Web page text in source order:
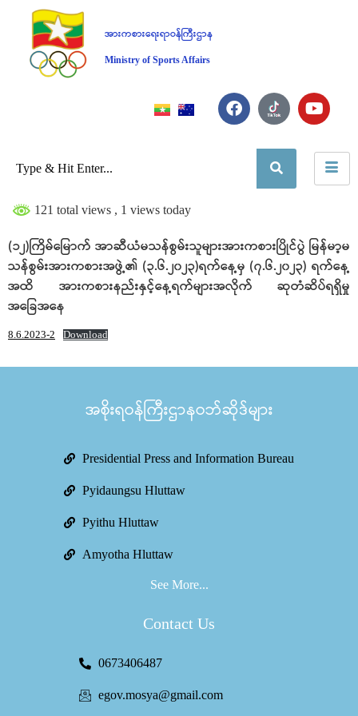
အားကစားရေးရာဝန်ကြီးဌာန
Ministry of Sports Affairs
121 total views , 1 views today
(၁၂)ကြိမ်မြောက် အာဆီယံမသန်စွမ်းသူများအားကစားပြိုင်ပွဲ မြန်မာ့မ
သန်စွမ်းအားကစားအဖွဲ့၏ (၃.၆.၂၀၂၃)ရက်နေ့မှ (၇.၆.၂၀၂၃) ရက်နေ့
အထိ အားကစားနည်းနှင့်နေ့ရက်များအလိုက် ဆုတံဆိပ်ရရှိမှု
အခြေအနေ
8.6.2023-2 Download
အစိုးရဝန်ကြီးဌာနဝဘ်ဆိုဒ်များ
Presidential Press and Information Bureau
Pyidaungsu Hluttaw
Pyithu Hluttaw
Amyotha Hluttaw
See More...
Contact Us
0673406487
egov.mosya@gmail.com